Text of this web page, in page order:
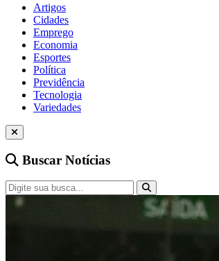
Artigos
Cidades
Emprego
Economia
Esportes
Política
Previdência
Tecnologia
Variedades
Buscar Notícias